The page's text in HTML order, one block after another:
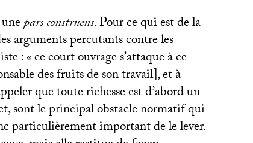
pars construens. Pour ce qui est de la
arguments percutants contre les
: «ce court ouvrage s’attaque à ce
des fruits de son travail], et à
que toute richesse est d’abord un
sont le principal obstacle normatif qui
particulièrement important de le lever.